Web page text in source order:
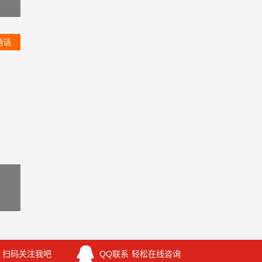
话
扫码关注我吧 QQ联系 轻松在线咨询